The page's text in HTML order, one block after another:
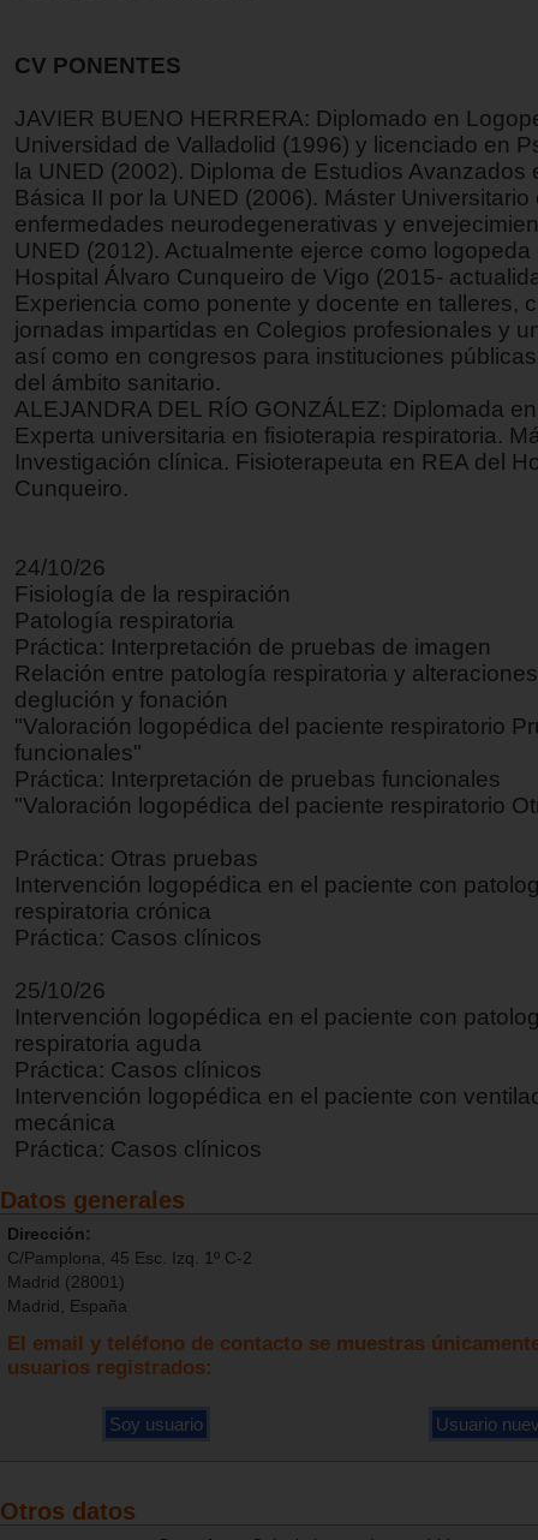
CV PONENTES
JAVIER BUENO HERRERA: Diplomado en
Universidad de Valladolid (1996) y licenciado en
la UNED (2002). Diploma de Estudios Avanzados
Básica II por la UNED (2006). Máster Universitario
enfermedades neurodegenerativas y
UNED (2012). Actualmente ejerce como logopeda
Hospital Álvaro Cunqueiro de Vigo (2015-
Experiencia como ponente y docente en talleres,
jornadas impartidas en Colegios profesionales y
así como en congresos para instituciones
del ámbito sanitario.
ALEJANDRA DEL RÍO GONZÁLEZ: Diplomada
Experta universitaria en fisioterapia respiratoria.
Investigación clínica. Fisioterapeuta en REA del
Cunqueiro.
24/10/26
Fisiología de la respiración
Patología respiratoria
Práctica: Interpretación de pruebas de imagen
Relación entre patología respiratoria y
deglución y fonación
"Valoración logopédica del paciente respiratorio
funcionales"
Práctica: Interpretación de pruebas funcionales
"Valoración logopédica del paciente respiratorio
Práctica: Otras pruebas
Intervención logopédica en el paciente con
respiratoria crónica
Práctica: Casos clínicos
25/10/26
Intervención logopédica en el paciente con
respiratoria aguda
Práctica: Casos clínicos
Intervención logopédica en el paciente con
mecánica
Práctica: Casos clínicos
Datos generales
Dirección:
C/Pamplona, 45 Esc. Izq. 1º C-2
Madrid (28001)
Madrid, España
El email y teléfono de contacto se muestras
usuarios registrados:
Otros datos